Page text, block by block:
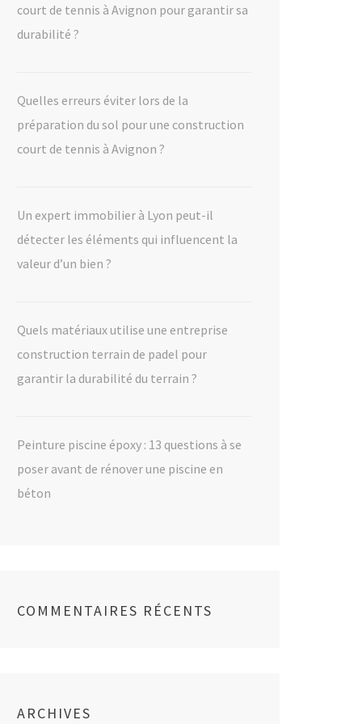
court de tennis à Avignon pour garantir sa
durabilité ?
Quelles erreurs éviter lors de la
préparation du sol pour une construction
court de tennis à Avignon ?
Un expert immobilier à Lyon peut-il
détecter les éléments qui influencent la
valeur d’un bien ?
Quels matériaux utilise une entreprise
construction terrain de padel pour
garantir la durabilité du terrain ?
Peinture piscine époxy : 13 questions à se
poser avant de rénover une piscine en
béton
COMMENTAIRES RÉCENTS
ARCHIVES